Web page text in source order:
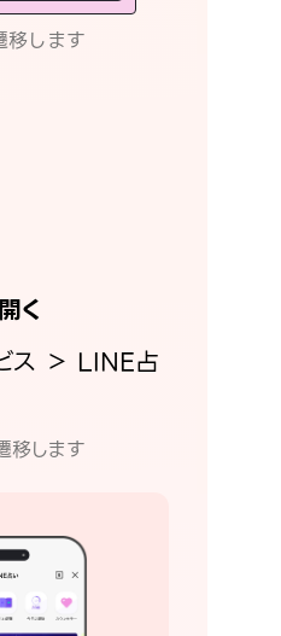
します
く
ス ＞ LINE占
移します